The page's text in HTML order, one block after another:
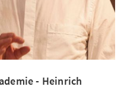
- Heinrich